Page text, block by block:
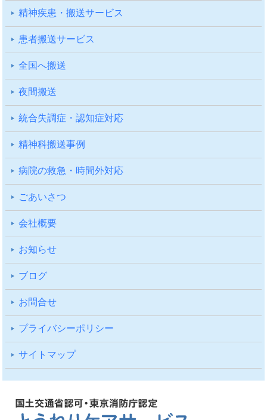
精神疾患・搬送サービス
患者搬送サービス
全国へ搬送
夜間搬送
統合失調症・認知症対応
精神科搬送事例
病院の救急・時間外対応
ごあいさつ
会社概要
お知らせ
ブログ
お問合せ
プライバシーポリシー
サイトマップ